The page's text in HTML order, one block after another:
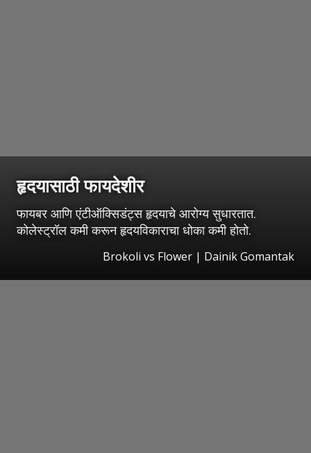
हृदयासाठी फायदेशीर
फायबर आणि एंटीऑक्सिडंट्स हृदयाचे आरोग्य सुधारतात.
कोलेस्ट्रॉल कमी करून हृदयविकाराचा धोका कमी होतो.
Brokoli vs Flower | Dainik Gomantak